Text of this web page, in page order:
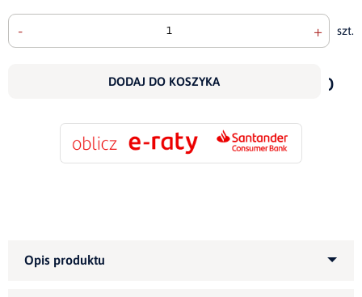
- + szt.
DODAJ DO KOSZYKA
do